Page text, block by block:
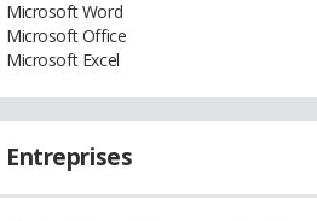
Microsoft Word
Microsoft Office
Microsoft Excel
Entreprises